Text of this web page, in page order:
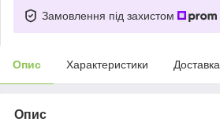
Замовлення під захистом
Опис Характеристики Доставка
Опис